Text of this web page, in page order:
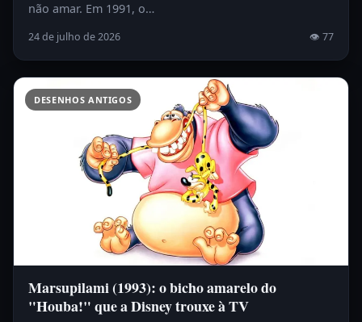
não amar. Em 1991, o…
24 de julho de 2026 👁 77
DESENHOS ANTIGOS
Marsupilami (1993): o bicho amarelo do
"Houba!" que a Disney trouxe à TV